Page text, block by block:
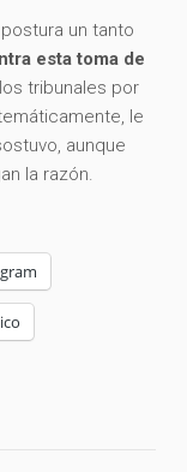
un tanto
esta toma de
tribunales por
le
aunque
la razón.